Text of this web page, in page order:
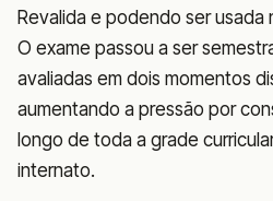
Revalida e podendo ser usada
O exame passou a ser
avaliadas em dois momentos
aumentando a pressão por
longo de toda a grade
internato.